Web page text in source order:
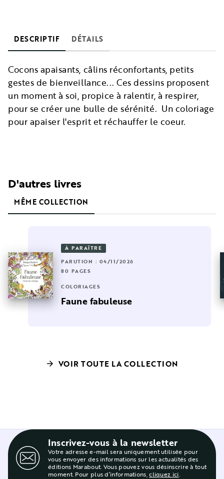
DESCRIPTIF DÉTAILS
Cocons apaisants, câlins réconfortants, petits
gestes de bienveillance... Ces dessins proposent
un moment à soi, propice à ralentir, à respirer,
pour se créer une bulle de sérénité. Un coloriage
pour apaiser l'esprit et réchauffer le coeur.
D'autres livres
MÊME COLLECTION
À PARAÎTRE
PARUTION : 04/11/2026
80 PAGES
COLORIAGES
Faune fabuleuse
arrow_forward VOIR TOUTE LA COLLECTION
Inscrivez-vous à la newsletter
Votre adresse e-mail sera uniquement utilisée pour
vous envoyer des informations sur les actualités des
éditions Marabout. Vous pouvez vous désinscrire à tout
moment. Pour plus d’informations,cliquez ici.